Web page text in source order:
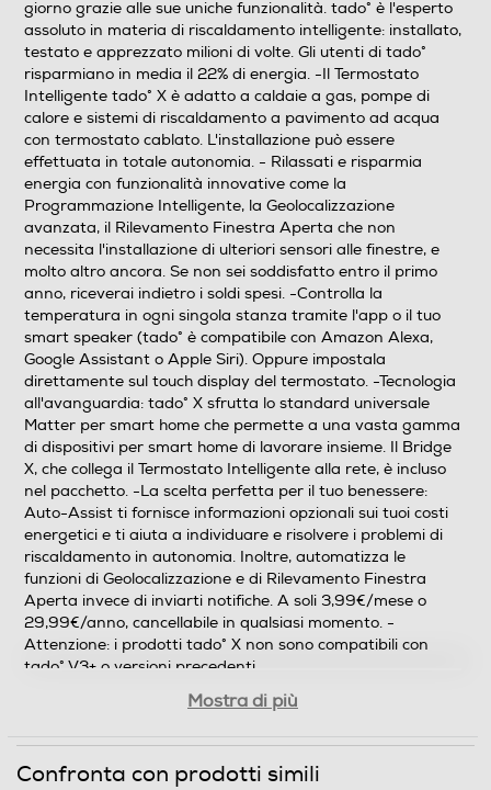
giorno grazie alle sue uniche funzionalità. tado° è l'esperto
assoluto in materia di riscaldamento intelligente: installato,
testato e apprezzato milioni di volte. Gli utenti di tado°
risparmiano in media il 22% di energia. -Il Termostato
Intelligente tado° X è adatto a caldaie a gas, pompe di
calore e sistemi di riscaldamento a pavimento ad acqua
con termostato cablato. L'installazione può essere
effettuata in totale autonomia. - Rilassati e risparmia
energia con funzionalità innovative come la
Programmazione Intelligente, la Geolocalizzazione
avanzata, il Rilevamento Finestra Aperta che non
necessita l'installazione di ulteriori sensori alle finestre, e
molto altro ancora. Se non sei soddisfatto entro il primo
anno, riceverai indietro i soldi spesi. -Controlla la
temperatura in ogni singola stanza tramite l'app o il tuo
smart speaker (tado° è compatibile con Amazon Alexa,
Google Assistant o Apple Siri). Oppure impostala
direttamente sul touch display del termostato. -Tecnologia
all'avanguardia: tado° X sfrutta lo standard universale
Matter per smart home che permette a una vasta gamma
di dispositivi per smart home di lavorare insieme. Il Bridge
X, che collega il Termostato Intelligente alla rete, è incluso
nel pacchetto. -La scelta perfetta per il tuo benessere:
Auto-Assist ti fornisce informazioni opzionali sui tuoi costi
energetici e ti aiuta a individuare e risolvere i problemi di
riscaldamento in autonomia. Inoltre, automatizza le
funzioni di Geolocalizzazione e di Rilevamento Finestra
Aperta invece di inviarti notifiche. A soli 3,99€/mese o
29,99€/anno, cancellabile in qualsiasi momento. -
Attenzione: i prodotti tado° X non sono compatibili con
tado° V3+ o versioni precedenti.
Mostra di più
Confronta con prodotti simili